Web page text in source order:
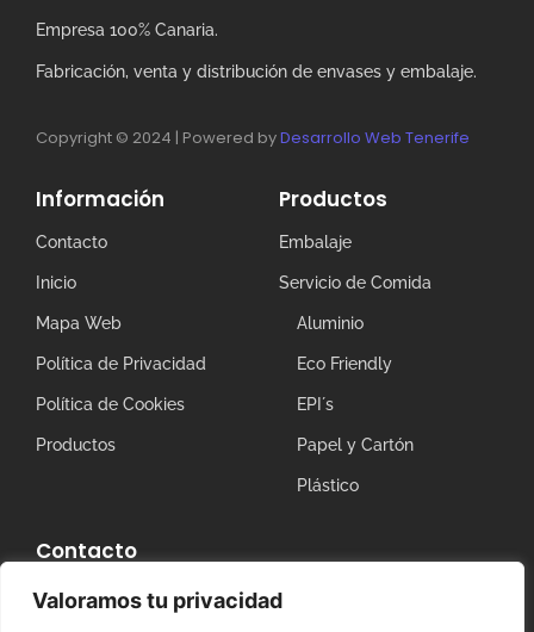
Valoramos tu privacidad
Empresa 100% Canaria.
Fabricación, venta y distribución de envases y embalaje.
Copyright © 2024 | Powered byDesarrollo Web Tenerife
Información
Contacto
Inicio
Mapa Web
Política de Privacidad
Política de Cookies
Productos
Productos
Embalaje
Servicio de Comida
Aluminio
Eco Friendly
EPI´s
Papel y Cartón
Plástico
Contacto
Tenerife: POL.IND.GUIMAR.MNZ13, 38500 PCL23, Santa
Cruz de Tenerife